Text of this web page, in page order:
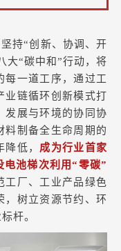
持“创新、协调、开
大“碳中和”行动，将
每一道工序，通过工
业链循环创新模式打
发展与环境的协同协
料制备全生命周期的
低， 成为行业首家
池梯次利用“零碳”
工厂、工业产品绿色
，树立资源节约、环
杆。